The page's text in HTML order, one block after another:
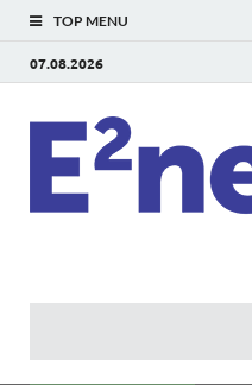
TOP MENU
07.08.2026